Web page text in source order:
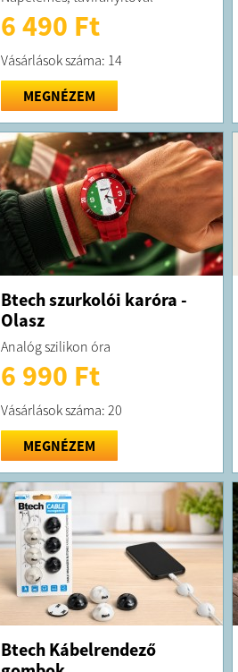
6 490 Ft
Vásárlások száma: 14
MEGNÉZEM
Btech szurkolói karóra -
Olasz
Analóg szilikon óra
6 990 Ft
Vásárlások száma: 20
MEGNÉZEM
Btech Kábelrendező